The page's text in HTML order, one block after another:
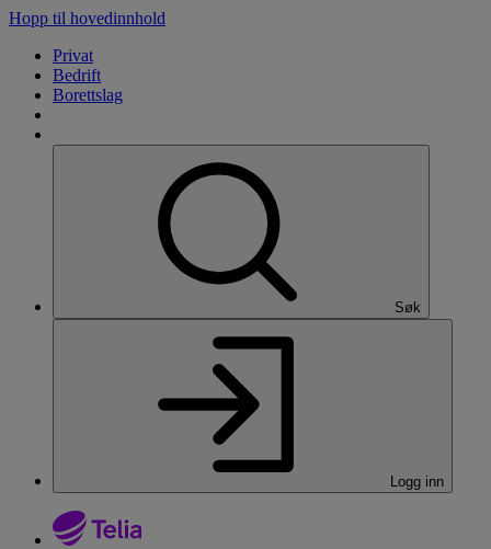
Hopp til hovedinnhold
Privat
Bedrift
Borettslag
Søk
Logg inn